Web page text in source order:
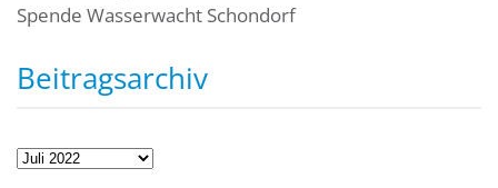
Spende Wasserwacht Schondorf
Beitragsarchiv
Beitragsarchiv